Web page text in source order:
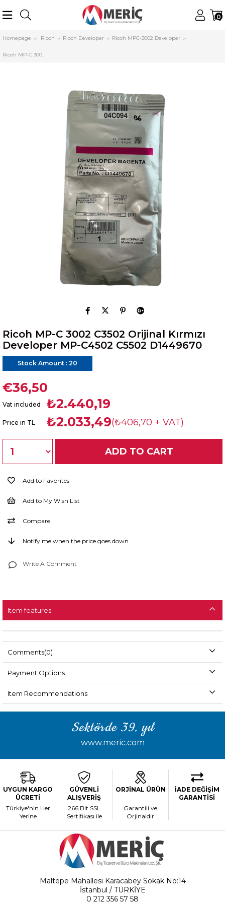
0
Homepage Ricoh Ricoh Developer Ricoh MPC-3002 Developer
Ricoh MP-C 3002 C3502 Orijinal Kırmızı Developer MP-C4502 C5502 D1449670
Ricoh MP-C 3002 C3502 Orijinal Kırmızı
Developer MP-C4502 C5502 D1449670
Stock Amount : 20
€36,50
Vat included ₺2.440,19
Price in TL ₺2.033,49(₺406,70 + VAT)
Add to Favorites
Add to My Wish List
Compare
Notify me when the price goes down
Write A Comment
Item features
Comments(0)
Payment Options
Item Recommendations
Sektörde 39. yıl
www.meric.com
UYGUN KARGO
ÜCRETİ
Türkiye'nin Her
Yerine
GÜVENLİ
ALIŞVERİŞ
266 Bit SSL
Sertifikası ile
ORJİNAL ÜRÜN
Garantili ve
Orjinaldir
İADE DEĞİŞİM
GARANTİSİ
Maltepe Mahallesi Karacabey Sokak No:14
İstanbul / TÜRKİYE
0 212 356 57 58